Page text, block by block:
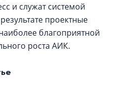
и служат системой
проектные
благоприятной
роста АИК.